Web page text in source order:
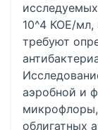
10^4 КОЕ/мл,
требуют
аэробной и
облигатных